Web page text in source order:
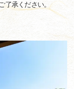
了承ください。